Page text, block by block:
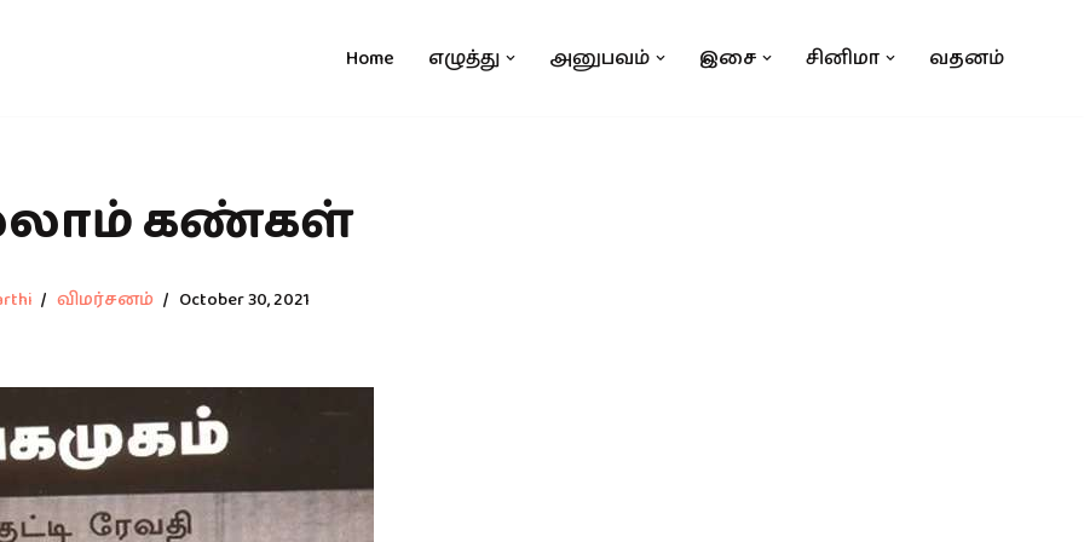
Home எழுத்து அனுபவம் இசை சினிமா வதனம்
கண்கள்
விமர்சனம் October 30, 2021